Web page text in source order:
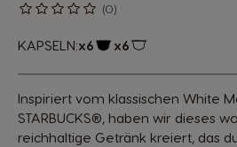
(0)
KAPSELN:x6 x6
Inspiriert vom klassischen White
STARBUCKS®, haben wir dieses
reichhaltige Getränk kreiert, das